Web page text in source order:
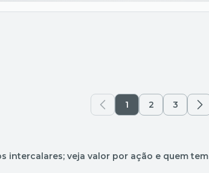
1 2 3
intercalares; veja valor por ação e quem tem